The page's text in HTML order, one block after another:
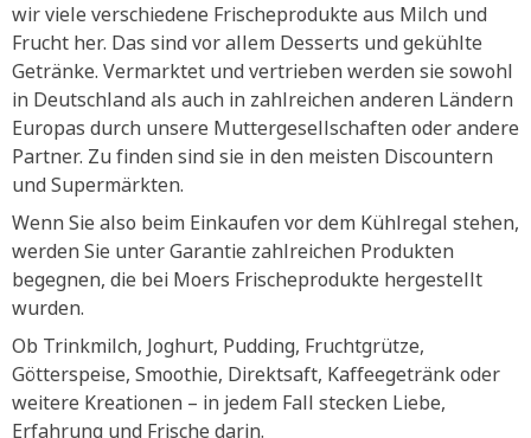
wir viele verschiedene Frischeprodukte aus Milch und
Frucht her. Das sind vor allem Desserts und gekühlte
Getränke. Vermarktet und vertrieben werden sie sowohl
in Deutschland als auch in zahlreichen anderen Ländern
Europas durch unsere Muttergesellschaften oder andere
Partner. Zu finden sind sie in den meisten Discountern
und Supermärkten.
Wenn Sie also beim Einkaufen vor dem Kühlregal stehen,
werden Sie unter Garantie zahlreichen Produkten
begegnen, die bei Moers Frischeprodukte hergestellt
wurden.
Ob Trinkmilch, Joghurt, Pudding, Fruchtgrütze,
Götterspeise, Smoothie, Direktsaft, Kaffeegetränk oder
weitere Kreationen – in jedem Fall stecken Liebe,
Erfahrung und Frische darin.